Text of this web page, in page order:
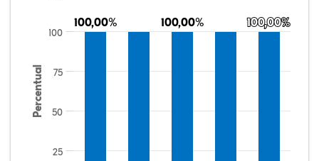
Percentual
100,00%
100,00% 100,00%
100,00% 100,00%
100,00%
25
50
75
100